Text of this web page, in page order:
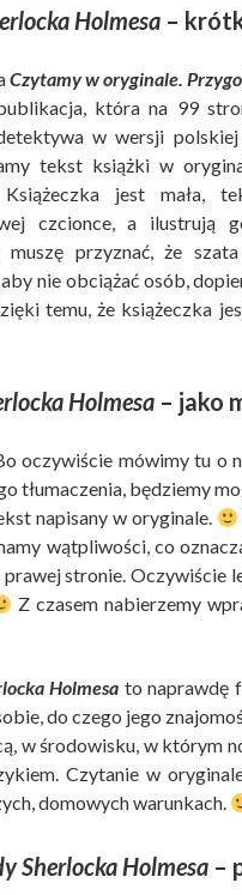
Holmesa –
Czytamy w oryginale.
która na 99
w wersji
tekst książki w
Książeczka jest mała,
czcionce, a ilustrują
muszę przyznać, że
nie obciążać osób,
temu, że książeczka
Holmesa – jako
oczywiście mówimy tu o
będziemy
napisany w oryginale.
wątpliwości, co
stronie. Oczywiście
Z czasem nabierzemy
Holmesa to naprawdę
do czego jego
w środowisku, w którym
Czytanie w
domowych warunkach.
Sherlocka Holmesa –